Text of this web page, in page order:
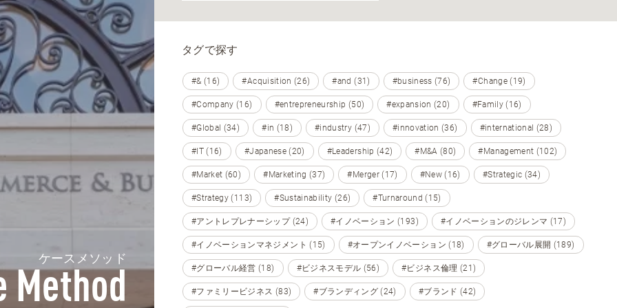
ケースメソッド
Method
タグで探す
#& (16) #Acquisition (26) #and (31) #business (76) #Change (19)
#Company (16) #entrepreneurship (50) #expansion (20) #Family (16)
#Global (34) #in (18) #industry (47) #innovation (36) #international (28)
#IT (16) #Japanese (20) #Leadership (42) #M&A (80) #Management (102)
#Market (60) #Marketing (37) #Merger (17) #New (16) #Strategic (34)
#Strategy (113) #Sustainability (26) #Turnaround (15)
#アントレプレナーシップ (24) #イノベーション (193) #イノベーションのジレンマ (17)
#イノベーションマネジメント (15) #オープンイノベーション (18) #グローバル展開 (189)
#グローバル経営 (18) #ビジネスモデル (56) #ビジネス倫理 (21)
#ファミリービジネス (83) #ブランディング (24) #ブランド (42)